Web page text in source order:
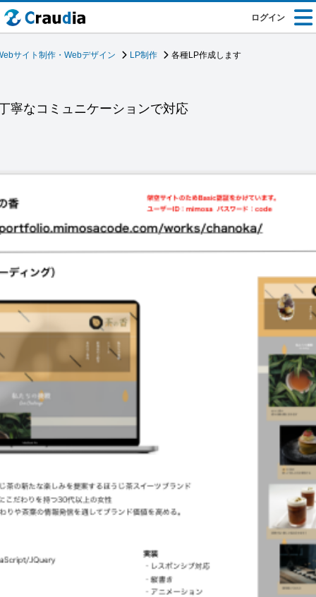
ログイン
サイト制作・Webデザイン LP制作 各種LP作成します
寧なコミュニケーションで対応